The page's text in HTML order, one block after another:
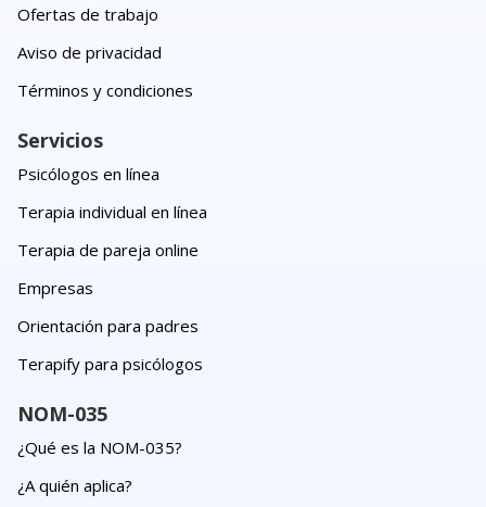
Ofertas de trabajo
Aviso de privacidad
Términos y condiciones
Servicios
Psicólogos en línea
Terapia individual en línea
Terapia de pareja online
Empresas
Orientación para padres
Terapify para psicólogos
NOM-035
¿Qué es la NOM-035?
¿A quién aplica?